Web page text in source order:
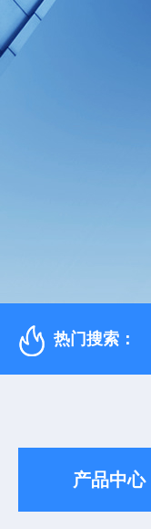
热门搜索：
产品中心